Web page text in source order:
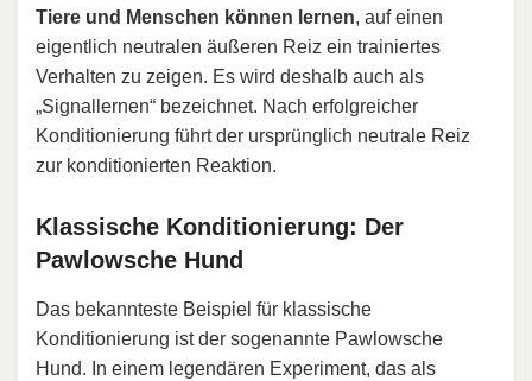
Tiere und Menschen können lernen, auf einen
eigentlich neutralen äußeren Reiz ein trainiertes
Verhalten zu zeigen. Es wird deshalb auch als
„Signallernen“ bezeichnet. Nach erfolgreicher
Konditionierung führt der ursprünglich neutrale Reiz
zur konditionierten Reaktion.
Klassische Konditionierung: Der
Pawlowsche Hund
Das bekannteste Beispiel für klassische
Konditionierung ist der sogenannte Pawlowsche
Hund. In einem legendären Experiment, das als